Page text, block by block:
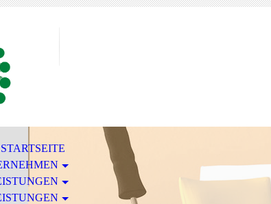
STARTSEITE